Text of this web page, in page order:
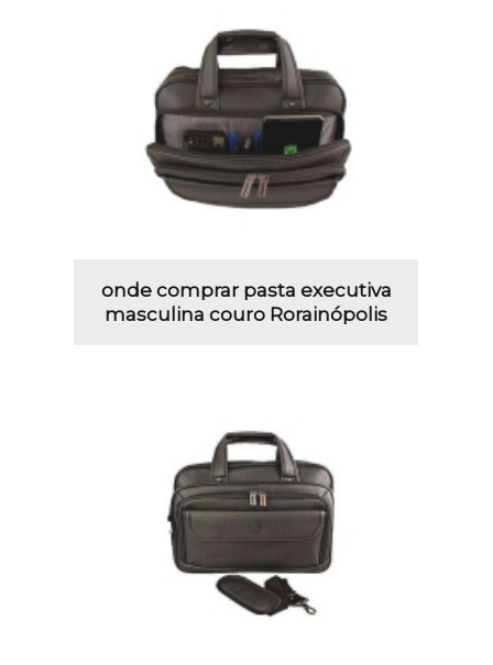
onde comprar pasta executiva
masculina couro Rorainópolis